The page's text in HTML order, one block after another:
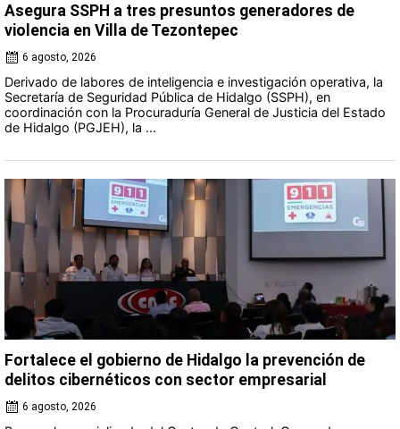
Asegura SSPH a tres presuntos generadores de
violencia en Villa de Tezontepec
6 agosto, 2026
Derivado de labores de inteligencia e investigación operativa, la
Secretaría de Seguridad Pública de Hidalgo (SSPH), en
coordinación con la Procuraduría General de Justicia del Estado
de Hidalgo (PGJEH), la ...
Fortalece el gobierno de Hidalgo la prevención de
delitos cibernéticos con sector empresarial
6 agosto, 2026